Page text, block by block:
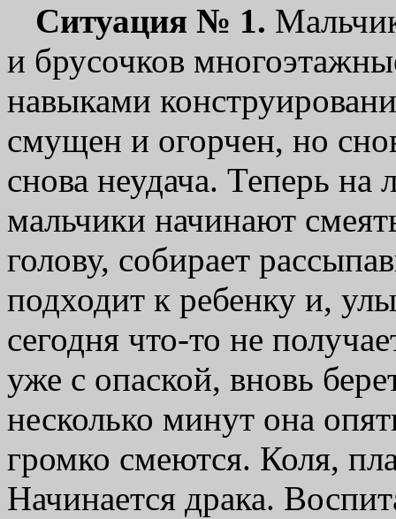
Ситуация № 1.
и брусочков
навыками
смущен и огорчен, но
снова неудача. Теперь на
мальчики начинают
голову, собирает
подходит к ребенку и,
сегодня что-то не
уже с опаской, вновь
несколько минут она
громко смеются. Коля,
Начинается драка.